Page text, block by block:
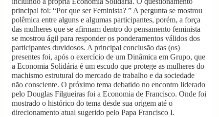
principal foi: “Por que ser Feminista? ” A pergunta se mostrou
polêmica entre alguns e algumas participantes, porém, a força
das mulheres que se afirmam dentro do pensamento feminista
se mostrou ágil para responder os ponderamentos válidos dos
participantes duvidosos. A principal conclusão das (os)
presentes foi, após o exercício de um Dinâmica em Grupo, que
a Economia Solidária é um escudo que protege as mulheres do
machismo estrutural do mercado de trabalho e da sociedade
não consciente. O próximo tema debatido no encontro liderado
pelo Douglas Filgueiras foi a Economia de Francisco. Onde foi
mostrado o histórico do tema desde sua origem até o
direcionamento atual sugerido pelo Papa Francisco I.